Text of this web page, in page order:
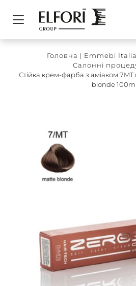
Головна | Emmebi Italia
Салонні
Стійка крем-фарба з аміаком
blonde 100ml